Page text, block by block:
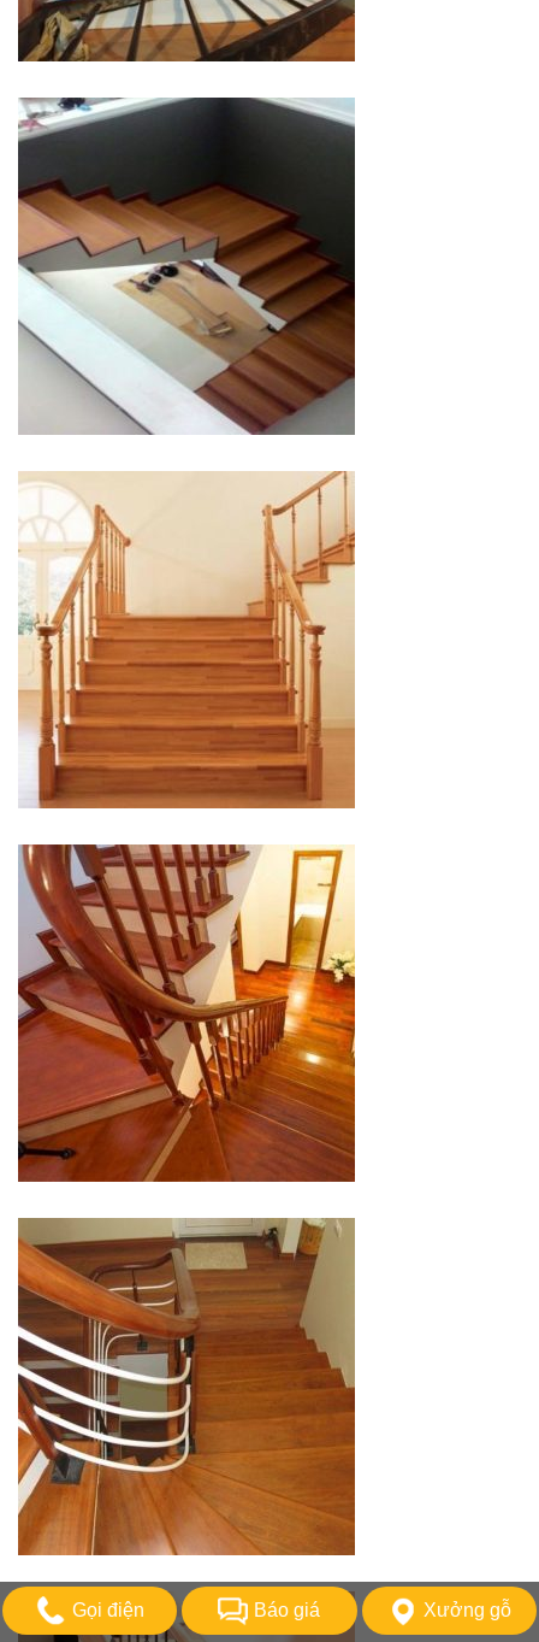
Gọi điện Báo giá Xưởng gỗ